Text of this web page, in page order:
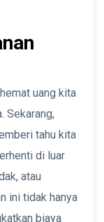
uang kita
Sekarang,
tahu kita
di luar
atau
ini tidak hanya
biaya